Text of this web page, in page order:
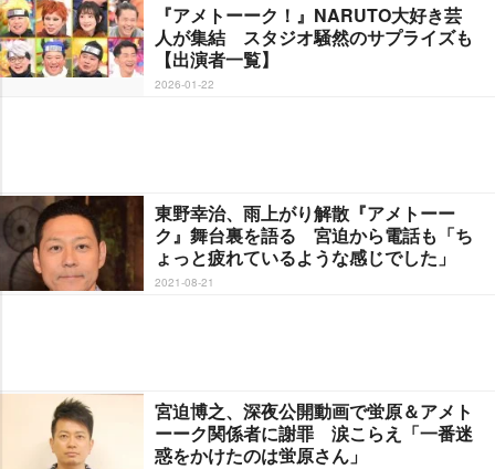
『アメトーーク！』NARUTO大好き芸
人が集結 スタジオ騒然のサプライズも
【出演者一覧】
2026-01-22
東野幸治、雨上がり解散『アメトーー
ク』舞台裏を語る 宮迫から電話も「ち
ょっと疲れているような感じでした」
2021-08-21
宮迫博之、深夜公開動画で蛍原＆アメト
ーーク関係者に謝罪 涙こらえ「一番迷
惑をかけたのは蛍原さん」